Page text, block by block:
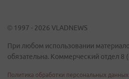
© 1997 - 2026 VLADNEWS
При любом использовании
обязательна. Коммерческий отдел 8
Политика обработки персональных данных